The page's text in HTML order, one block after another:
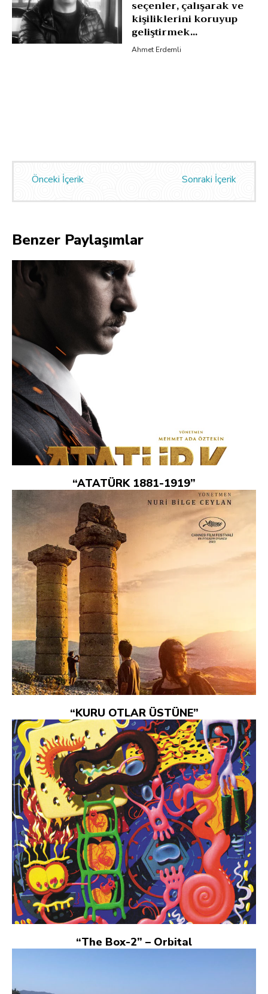
seçenler, çalışarak ve
kişiliklerini koruyup
geliştirmek...
Ahmet Erdemli
Önceki İçerik Sonraki İçerik
Benzer Paylaşımlar
“ATATÜRK 1881-1919”
“KURU OTLAR ÜSTÜNE”
“The Box-2” – Orbital